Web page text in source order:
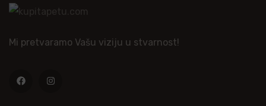
Mi pretvaramo Vašu viziju u stvarnost!